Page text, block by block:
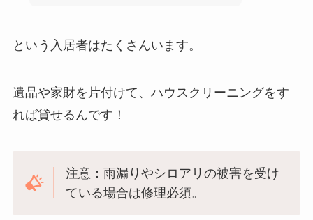
という入居者はたくさんいます。
遺品や家財を片付けて、ハウスクリーニングをす
れば貸せるんです！
注意：雨漏りやシロアリの被害を受け
ている場合は修理必須。